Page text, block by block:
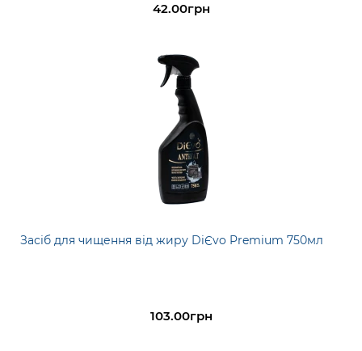
42.00грн
Засіб для чищення від жиру DiЄvo Premium 750мл
103.00грн